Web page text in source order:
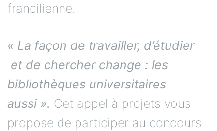
francilienne.
« La façon de travailler, d’étudier
et de chercher change : les
bibliothèques universitaires
aussi ». Cet appel à projets vous
propose de participer au concours